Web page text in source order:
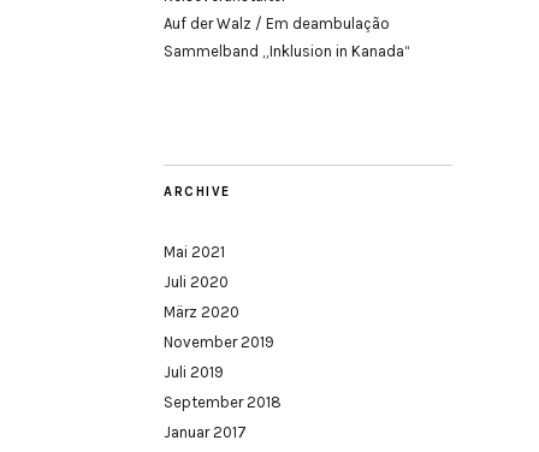
Auf der Walz / Em deambulação
Sammelband „Inklusion in Kanada“
ARCHIVE
Mai 2021
Juli 2020
März 2020
November 2019
Juli 2019
September 2018
Januar 2017